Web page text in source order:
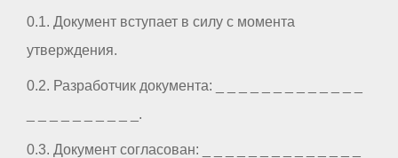
0.1. Документ вступает в силу с момента
утверждения.
0.2. Разработчик документа: _ _ _ _ _ _ _ _ _ _ _ _ _
_ _ _ _ _ _ _ _ _ _.
0.3. Документ согласован: _ _ _ _ _ _ _ _ _ _ _ _ _ _